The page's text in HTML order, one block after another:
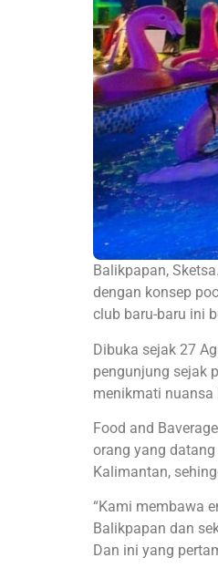
Balikpapan,
dengan konsep
club baru-baru ini
Dibuka sejak 27
pengunjung sejak
menikmati nuansa
Food and
orang yang
Kalimantan,
“Kami membawa
Balikpapan dan
Dan ini yang